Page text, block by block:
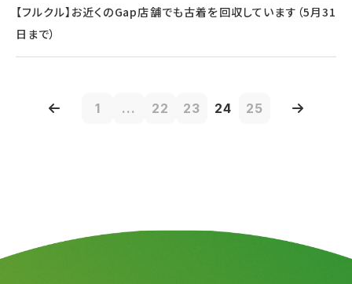
【フルクル】お近くのGap店舗でも古着を回収しています（5月31
日まで）
1 ... 22 23 24 25